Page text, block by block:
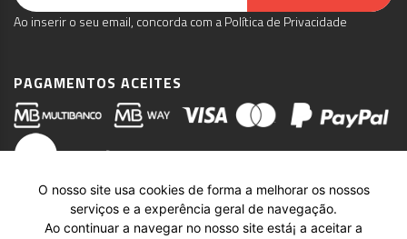
O nosso site usa cookies de forma a melhorar os nossos
serviços e a experência geral de navegação.
Ao continuar a navegar no nosso site está¡ a aceitar a
Ao inserir o seu email, concorda com a Política de Privacidade
PAGAMENTOS ACEITES